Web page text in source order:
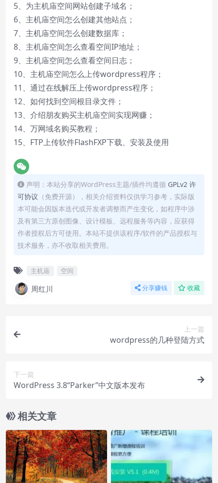
5、 为主机庙空间网站创建子域名 ；
6、 主机庙空间怎么创建其他站点 ；
7、 主机庙空间怎么创建数据库 ；
8、 主机庙空间怎么查看空间IP地址 ；
9、 主机庙空间怎么查看空间日志 ；
10、 主机庙空间怎么上传wordpress程序 ；
11、 通过在线解压上传wordpress程序 ；
12、 如何找到空间根目录文件 ；
13、 介绍朋友购买主机庙空间实现网赚 ；
14、 万网域名购买教程 ；
15、 FTP上传软件FlashFXP下载、安装及使用
声明：本站分享的WordPress主题/插件均遵循 GPLv2 许
可协议 （免费开源），相关介绍资料仅供学习参考，实际版
本可能会因版本迭代或开发者调整而产生变化，如程序中涉
及有第三方原创图像、设计模板、远程服务等内容，应获得
作者授权后方可使用。本站不提供该程序/软件的产品授权与
技术服务，亦不收取相关费用。
主机庙 空间
周红川 分享赚钱 收藏
上一篇
wordpress的几种登陆方式
下一篇
WordPress 3.8“Parker”中文版本发布
相关文章